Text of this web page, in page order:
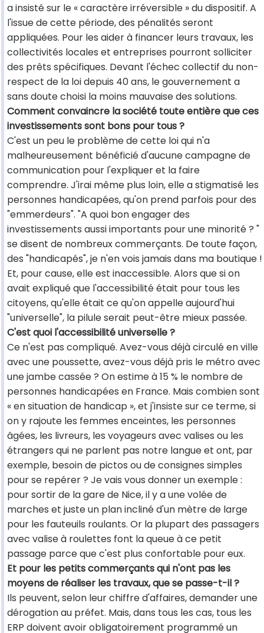
a insisté sur le « caractère irréversible » du dispositif. A
l'issue de cette période, des pénalités seront
appliquées. Pour les aider à financer leurs travaux, les
collectivités locales et entreprises pourront solliciter
des prêts spécifiques. Devant l'échec collectif du non-
respect de la loi depuis 40 ans, le gouvernement a
sans doute choisi la moins mauvaise des solutions.
Comment convaincre la société toute entière que ces
investissements sont bons pour tous ?
C'est un peu le problème de cette loi qui n'a
malheureusement bénéficié d'aucune campagne de
communication pour l'expliquer et la faire
comprendre. J'irai même plus loin, elle a stigmatisé les
personnes handicapées, qu'on prend parfois pour des
"emmerdeurs". "A quoi bon engager des
investissements aussi importants pour une minorité ? "
se disent de nombreux commerçants. De toute façon,
des "handicapés", je n'en vois jamais dans ma boutique !
Et, pour cause, elle est inaccessible. Alors que si on
avait expliqué que l'accessibilité était pour tous les
citoyens, qu'elle était ce qu'on appelle aujourd'hui
"universelle", la pilule serait peut-être mieux passée.
C'est quoi l'accessibilité universelle ?
Ce n'est pas compliqué. Avez-vous déjà circulé en ville
avec une poussette, avez-vous déjà pris le métro avec
une jambe cassée ? On estime à 15 % le nombre de
personnes handicapées en France. Mais combien sont
« en situation de handicap », et j'insiste sur ce terme, si
on y rajoute les femmes enceintes, les personnes
âgées, les livreurs, les voyageurs avec valises ou les
étrangers qui ne parlent pas notre langue et ont, par
exemple, besoin de pictos ou de consignes simples
pour se repérer ? Je vais vous donner un exemple :
pour sortir de la gare de Nice, il y a une volée de
marches et juste un plan incliné d'un mètre de large
pour les fauteuils roulants. Or la plupart des passagers
avec valise à roulettes font la queue à ce petit
passage parce que c'est plus confortable pour eux.
Et pour les petits commerçants qui n'ont pas les
moyens de réaliser les travaux, que se passe-t-il ?
Ils peuvent, selon leur chiffre d'affaires, demander une
dérogation au préfet. Mais, dans tous les cas, tous les
ERP doivent avoir obligatoirement programmé un